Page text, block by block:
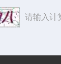
请输入计